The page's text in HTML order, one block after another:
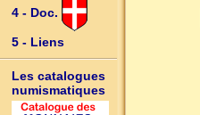
4 - Doc.
5 - Liens
Les catalogues
numismatiques